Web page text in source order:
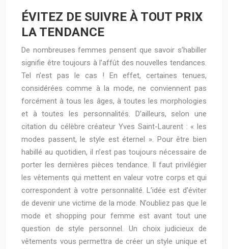
ÉVITEZ DE SUIVRE À TOUT PRIX
LA TENDANCE
De nombreuses femmes pensent que savoir s’habiller
signifie être toujours à l’affût des nouvelles tendances.
Tel n’est pas le cas ! En effet, certaines tenues,
considérées comme à la mode, ne conviennent pas
forcément à tous les âges, à toutes les morphologies
et à toutes les personnalités. D’ailleurs, selon une
citation du célèbre créateur Yves Saint-Laurent : « les
modes passent, le style est éternel ». Pour être bien
habillé au quotidien, il n’est pas toujours nécessaire de
porter les dernières pièces tendance. Il faut privilégier
les vêtements qui mettent en valeur votre corps et qui
correspondent à votre personnalité. L’idée est d’éviter
de devenir une victime de la mode. N’oubliez pas que le
mode et shopping pour femme est avant tout une
question de style personnel. Un choix judicieux de
vêtements vous permettra de créer un style unique et